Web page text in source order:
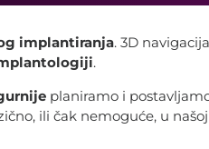
implantiranja. 3D
.
planiramo i
ili čak nemoguće, u